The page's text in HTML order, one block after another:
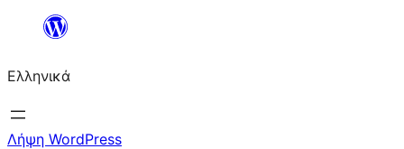
Μετάβαση
περιεχόμενο
Ελληνικά
Λήψη WordPress